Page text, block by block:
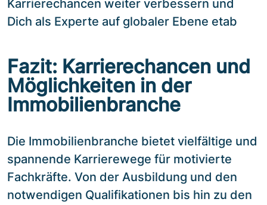
Karrierechancen weiter verbessern und
Dich als Experte auf globaler Ebene etab
Fazit: Karrierechancen und
Möglichkeiten in der
Immobilienbranche
Die Immobilienbranche bietet vielfältige und
spannende Karrierewege für motivierte
Fachkräfte. Von der Ausbildung und den
notwendigen Qualifikationen bis hin zu den